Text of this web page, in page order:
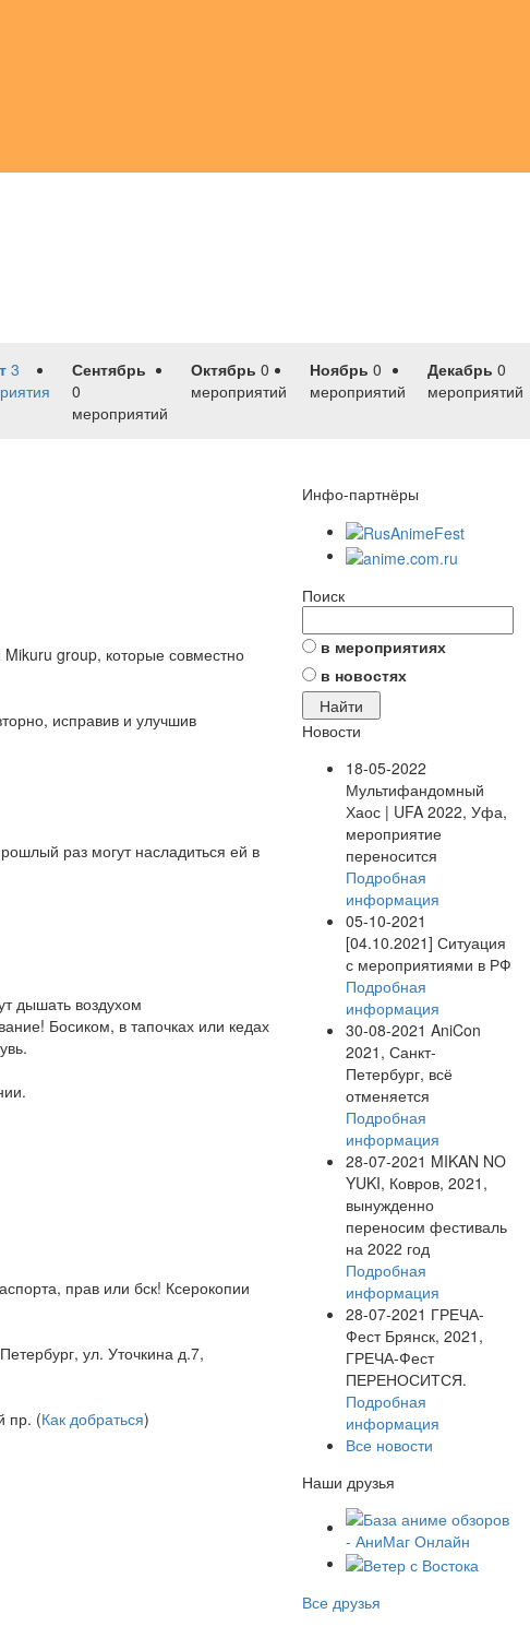
3
Сентябрь
0
мероприятий
Октябрь 0
мероприятий
Ноябрь 0
мероприятий
Декабрь 0
мероприятий
group, которые совместно
исправив и улучшив
раз могут насладиться ей в
дышать воздухом
Босиком, в тапочках или кедах
прав или бск! Ксерокопии
ул. Уточкина д.7,
пр. (Как добраться)
Инфо-партнёры
Поиск
в мероприятиях
в новостях
Новости
18-05-2022
Мультифандомный
Хаос | UFA 2022, Уфа,
мероприятие
переносится
Подробная
информация
05-10-2021
[04.10.2021] Ситуация
с мероприятиями в РФ
Подробная
информация
30-08-2021 AniCon
2021, Санкт-
Петербург, всё
отменяется
Подробная
информация
28-07-2021 MIKAN NO
YUKI, Ковров, 2021,
вынужденно
переносим фестиваль
на 2022 год
Подробная
информация
28-07-2021 ГРЕЧА-
Фест Брянск, 2021,
ГРЕЧА-Фест
ПЕРЕНОСИТСЯ.
Подробная
информация
Все новости
Наши друзья
Все друзья